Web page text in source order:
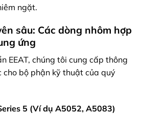
ngặt.
sâu: Các dòng nhôm hợp
ứng
EEAT, chúng tôi cung cấp thông
bộ phận kỹ thuật của quý
5 (Ví dụ A5052, A5083)